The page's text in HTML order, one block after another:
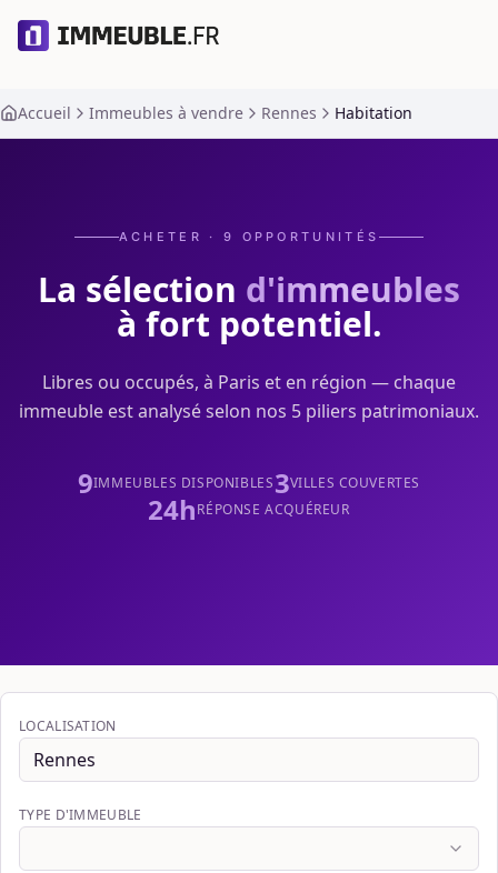
Accueil Immeubles à vendre Rennes Habitation
ACHETER · 9 OPPORTUNITÉS
La sélection d'immeubles
à fort potentiel.
Libres ou occupés, à Paris et en région — chaque
immeuble est analysé selon nos 5 piliers patrimoniaux.
9IMMEUBLES DISPONIBLES3VILLES COUVERTES
24hRÉPONSE ACQUÉREUR
LOCALISATION
TYPE D'IMMEUBLE